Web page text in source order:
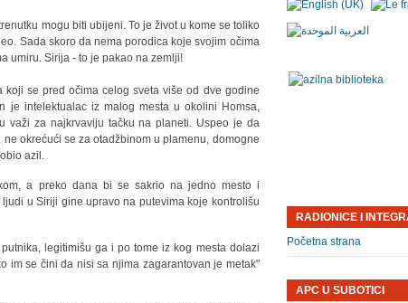
mogu biti ubijeni. To je život u kome se toliko
Sada skoro da nema porodica koje svojim očima
umiru. Sirija - to je pakao na zemlji!
koji se pred očima celog sveta više od dve godine
je intelektualac iz malog mesta u okolini Homsa,
važi za najkrvaviju tačku na planeti. Uspeo je da
okrećući se za otadžbinom u plamenu, domogne
azil.
a preko dana bi se sakrio na jedno mesto i
u Siriji gine upravo na putevima koje kontrolišu
legitimišu ga i po tome iz kog mesta dolazi
im se čini da nisi sa njima zagarantovan je metak"
RADIONICE I
Početna strana
APC U SUBOTICI